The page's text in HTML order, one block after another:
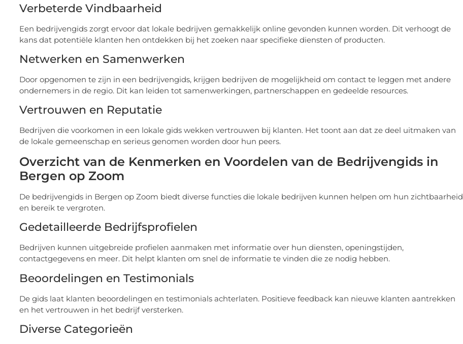
Verbeterde Vindbaarheid
Een bedrijvengids zorgt ervoor dat lokale bedrijven gemakkelijk online gevonden kunnen worden. Dit verhoogt de
kans dat potentiële klanten hen ontdekken bij het zoeken naar specifieke diensten of producten.
Netwerken en Samenwerken
Door opgenomen te zijn in een bedrijvengids, krijgen bedrijven de mogelijkheid om contact te leggen met andere
ondernemers in de regio. Dit kan leiden tot samenwerkingen, partnerschappen en gedeelde resources.
Vertrouwen en Reputatie
Bedrijven die voorkomen in een lokale gids wekken vertrouwen bij klanten. Het toont aan dat ze deel uitmaken van
de lokale gemeenschap en serieus genomen worden door hun peers.
Overzicht van de Kenmerken en Voordelen van de Bedrijvengids in
Bergen op Zoom
De bedrijvengids in Bergen op Zoom biedt diverse functies die lokale bedrijven kunnen helpen om hun zichtbaarheid
en bereik te vergroten.
Gedetailleerde Bedrijfsprofielen
Bedrijven kunnen uitgebreide profielen aanmaken met informatie over hun diensten, openingstijden,
contactgegevens en meer. Dit helpt klanten om snel de informatie te vinden die ze nodig hebben.
Beoordelingen en Testimonials
De gids laat klanten beoordelingen en testimonials achterlaten. Positieve feedback kan nieuwe klanten aantrekken
en het vertrouwen in het bedrijf versterken.
Diverse Categorieën